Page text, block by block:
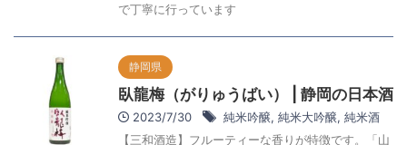
で丁寧に行っています
静岡県
臥龍梅（がりゅうばい） | 静岡の日本酒
2023/7/30 純米吟醸, 純米大吟醸, 純米酒
【三和酒造】フルーティーな香りが特徴です。「山